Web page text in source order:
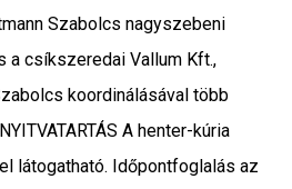
Szabolcs nagyszebeni
csíkszeredai Vallum Kft.,
koordinálásával több
A henter-kúria
látogatható. Időpontfoglalás az